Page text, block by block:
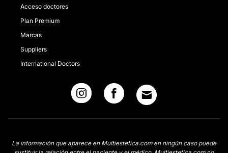
Acceso doctores
Plan Premium
Marcas
Suppliers
International Doctors
La información que aparece en Multiestetica.com en ningún caso puede